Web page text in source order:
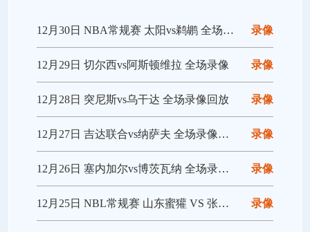
录像
12月30日 NBA常规赛 太阳vs鹈鹕 全场录像回放
录像
12月29日 切尔西vs阿斯顿维拉 全场录像
录像
12月28日 突尼斯vs乌干达 全场录像回放
录像
12月27日 吉达联合vs纳萨夫 全场录像回放
录像
12月26日 塞内加尔vs博茨瓦纳 全场录像回放
录像
12月25日 NBL常规赛 山东蜜獾 VS 张家口体文旅 全场录像